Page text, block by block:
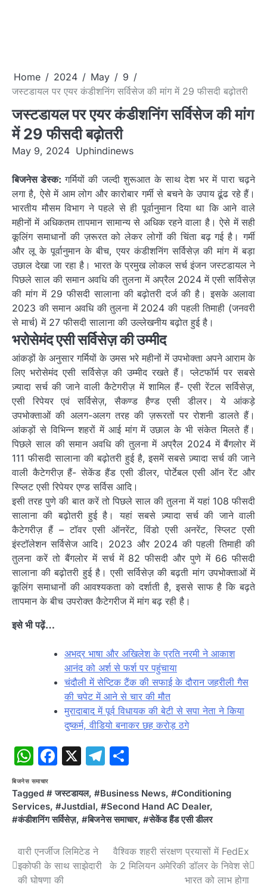
Home 2024 May
9
जस्टडायल पर एयर कंडीशनिंग सर्विसेज की मांग में 29 फीसदी बढ़ोतरी
जस्टडायल पर एयर कंडीशनिंग सर्विसेज की मांग
में 29 फीसदी बढ़ोतरी
May 9, 2024 Uphindinews
बिजनेसडेस्क: गर्मियों की जल्दी शुरूआत के साथ देश भर में पाराचढ़ने
लगा है, ऐसे में आम लोग और कारोबार गर्मी से बचने के उपाय ढूंढ रहे हैं।
भारतीय मौसम विभाग ने पहले से ही पूर्वानुमान दिया था कि आने वाले
महीनों में अधिकतम तापमान सामान्य से अधिक रहने वाला है। ऐसे में सही
कूलिंग समाधानों कीज़रूरतको लेकर लोगों की चिंताबढ़गई है। गर्मी
और लू के पूर्वानुमान के बीच, एयरकंडीशनिंग सर्विसेज़की मांग में बड़ा
उछाल देखा जा रहा है। भारत के प्रमुख लोकल सर्च इंजनजस्टडायलने
पिछले साल की समान अवधि की तुलना में अप्रैल 2024 में एसीसर्विसेज़
की मांग में 29 फीसदी सालाना कीबढ़ोतरी दर्ज की है। इसके अलावा
2023 की समान अवधि की तुलना में 2024 की पहली तिमाही (जनवरी
से मार्च) में 27 फीसदी सालाना की उल्लेखनीयबढ़ोतहुई है।
भरोसेमंद एसीसर्विसेज़की उम्मीद
आंकड़ों के अनुसार गर्मियों के उमस भरे महीनों में उपभोक्ता अपने आराम के
लिए भरोसेमंद एसीसर्विसेज़की उम्मीद रखते हैं। प्लेटफॉर्म पर सबसे
ज़्यादा सर्च की जाने वालीकैटेगरीज़में शामिल हैं- एसी रेंटल सर्विसेज़,
एसी रिपेयर एवं सर्विसेज़,सैकण्ड हैण्डएसी डीलर। ये आंकड़े
उपभोक्ताओं की अलग-अलग तरह कीज़रूरतोंपर रोशनी डालते हैं।
आंकड़ों से विभिन्न शहरों में आई मांग में उछाल के भी संकेत मिलते हैं।
पिछले साल की समान अवधि की तुलना में अप्रैल 2024 मेंबैंगलोर में
111 फीसदी सालाना कीबढ़ोतरीहुई है, इसमें सबसेज़्यादा सर्च की जाने
वालीकैटेगरीज़हैं- सेकेंडहैंड एसी डीलर, पोर्टेबल एसी ऑन रेंट और
स्प्लिटएसी रिपेयरएण्ड सर्विस आदि।
इसी तरह पुणे की बात करें तो पिछले साल की तुलना में यहां 108 फीसदी
सालाना कीबढ़ोतरीहुई है। यहां सबसेज़्यादासर्च की जाने वाली
कैटेगरीज़हैं – टॉवर एसी ऑनरेंट, विंडो एसी अनरेंट,स्प्लिटएसी
इंस्टॉलेशनसर्विसेजआदि। 2023 और 2024 की पहली तिमाही की
तुलना करें तोबैंगलोरमें सर्च में 82 फीसदी और पुणे में 66 फीसदी
सालाना कीबढ़ोतरी हुई है। एसीसर्विसेज़कीबढ़ती मांग उपभोक्ताओं में
कूलिंग समाधानों की आवश्यकता को दर्शाती है, इससे साफ है किबढ़ते
तापमान के बीच उपरोक्तकैटेगरीजमें मांगबढ़ रही है।
इसे भी पढ़ें…
अभद्र भाषा और अखिलेश के प्रति नरमी ने आकाश
आनंद को अर्श से फर्श पर पहुंचाया
चंदौली में सेप्टिक टैंक की सफाई के दौरान जहरीली गैस
की चपेट में आने से चार की मौत
मुरादाबाद में पूर्व विधायक की बेटी से सपा नेता ने किया
दुष्कर्म, वीडियो बनाकर छह करोड़ ठगे
WhatsApp
Facebook
X Telegram
बिजनेस समाचार
Tagged # जस्टडायल, #Business News, #Conditioning
Services, #Justdial, #Second Hand AC Dealer,
#कंडीशनिंग सर्विसेज़, #बिजनेस समाचार, #सेकेंड हैंड एसी डीलर
Post
navigation
वारी एनर्जीज लिमिटेड ने
इकोफी के साथ साझेदारी
की घोषणा की
वैश्विक शहरी संरक्षण प्रयासों में FedEx
के 2 मिलियन अमेरिकी डॉलर के निवेश से
भारत को लाभ होगा